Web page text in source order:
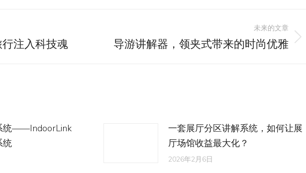
注入科技魂
未来的文章
未导游讲解器，领夹式带来的时尚优雅
统——IndoorLink
统
一套展厅分区讲解系统，如何让展
厅场馆收益最大化？
2026年2月6日